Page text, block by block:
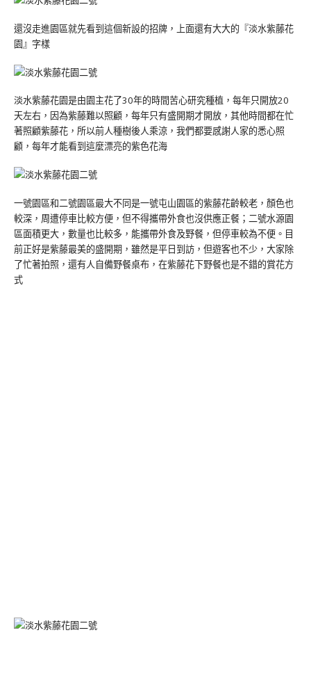
還沒走進園區就先看到這個新設的招牌，上面還有大大的『淡水紫藤花
園』字樣
淡水紫藤花園是由園主花了30年的時間苦心研究種植，每年只開放20
天左右，因為紫藤難以照顧，每年只有盛開期才開放，其他時間都在忙
著照顧紫藤花，所以前人種樹後人乘涼，我們都要感謝人家的悉心照
顧，每年才能看到這麼漂亮的紫色花海
一號園區和二號園區最大不同是一號屯山園區的紫藤花齡較老，顏色也
較深，周遭停車比較方便，但不得攜帶外食也沒供應正餐；二號水源園
區面積更大，數量也比較多，能攜帶外食及野餐，但停車較為不便。目
前正好是紫藤最美的盛開期，雖然是平日到訪，但遊客也不少，大家除
了忙著拍照，還有人自備野餐桌布，在紫藤花下野餐也是不錯的賞花方
式